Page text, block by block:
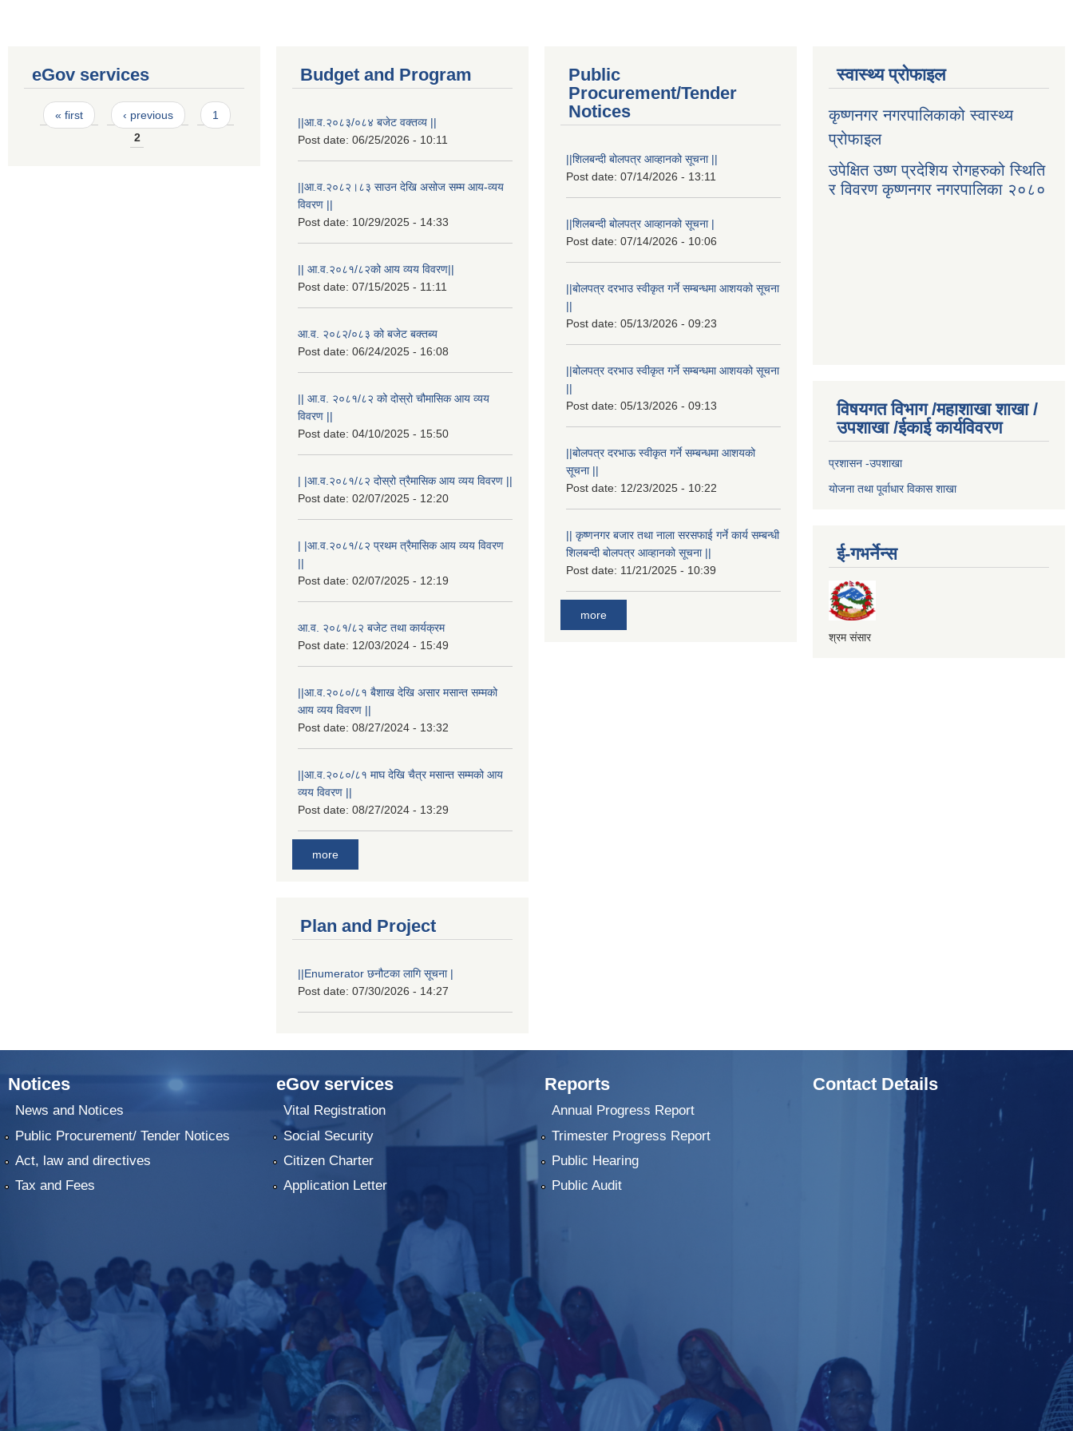
eGov services
Pages
« first ‹ previous
1
2
Budget and Program
||आ.व.२०८३/०८४ बजेट वक्तव्य ||
Post date: 06/25/2026 - 10:11
||आ.व.२०८२।८३ साउन देखि असोज सम्म आय-व्यय
विवरण ||
Post date: 10/29/2025 - 14:33
|| आ.व.२०८१/८२को आय व्यय विवरण||
Post date: 07/15/2025 - 11:11
आ.व. २०८२/०८३ को बजेट बक्तब्य
Post date: 06/24/2025 - 16:08
|| आ.व. २०८१/८२ को दोस्रो चौमासिक आय व्यय
विवरण ||
Post date: 04/10/2025 - 15:50
| |आ.व.२०८१/८२ दोस्रो त्रैमासिक आय व्यय विवरण ||
Post date: 02/07/2025 - 12:20
| |आ.व.२०८१/८२ प्रथम त्रैमासिक आय व्यय विवरण
||
Post date: 02/07/2025 - 12:19
आ.व. २०८१/८२ बजेट तथा कार्यक्रम
Post date: 12/03/2024 - 15:49
||आ.व.२०८०/८१ बैशाख देखि असार मसान्त सम्मको
आय व्यय विवरण ||
Post date: 08/27/2024 - 13:32
||आ.व.२०८०/८१ माघ देखि चैत्र मसान्त सम्मको आय
व्यय विवरण ||
Post date: 08/27/2024 - 13:29
more
Plan and Project
||Enumerator छनौटका लागि सूचना |
Post date: 07/30/2026 - 14:27
Public
Procurement/Tender
Notices
||शिलबन्दी बोलपत्र आव्हानको सूचना ||
Post date: 07/14/2026 - 13:11
||शिलबन्दी बोलपत्र आव्हानको सूचना |
Post date: 07/14/2026 - 10:06
||बोलपत्र दरभाउ स्वीकृत गर्ने सम्बन्धमा आशयको सूचना
||
Post date: 05/13/2026 - 09:23
||बोलपत्र दरभाउ स्वीकृत गर्ने सम्बन्धमा आशयको सूचना
||
Post date: 05/13/2026 - 09:13
||बोलपत्र दरभाऊ स्वीकृत गर्ने सम्बन्धमा आशयको
सूचना ||
Post date: 12/23/2025 - 10:22
|| कृष्णनगर बजार तथा नाला सरसफाई गर्ने कार्य सम्बन्धी
शिलबन्दी बोलपत्र आव्हानको सूचना ||
Post date: 11/21/2025 - 10:39
more
स्वास्थ्य प्रोफाइल
कृष्णनगर नगरपालिकाको स्वास्थ्य
प्रोफाइल
उपेक्षित उष्ण प्रदेशिय रोगहरुको स्थिति
र विवरण कृष्णनगर नगरपालिका २०८०
विषयगत विभाग /महाशाखा शाखा /
उपशाखा /ईकाई कार्यविवरण
प्रशासन -उपशाखा
योजना तथा पूर्वाधार विकास शाखा
ई-गभर्नेन्स
श्रम संसार
Notices
News and Notices
Public Procurement/ Tender Notices
Act, law and directives
Tax and Fees
eGov services
Vital Registration
Social Security
Citizen Charter
Application Letter
Reports
Annual Progress Report
Trimester Progress Report
Public Hearing
Public Audit
Contact Details